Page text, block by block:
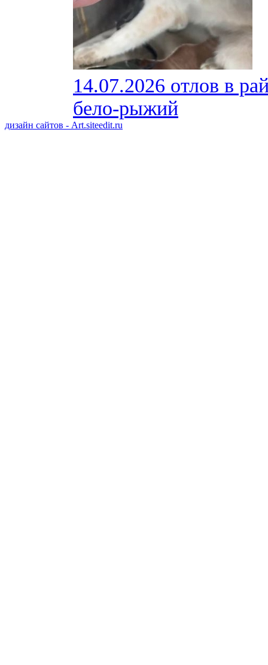
14.07.2026 отлов в
бело-рыжий
дизайн сайтов - Art.siteedit.ru